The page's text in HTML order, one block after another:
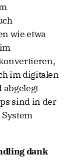
wie etwa
im digitalen
abgelegt
sind in der
dank